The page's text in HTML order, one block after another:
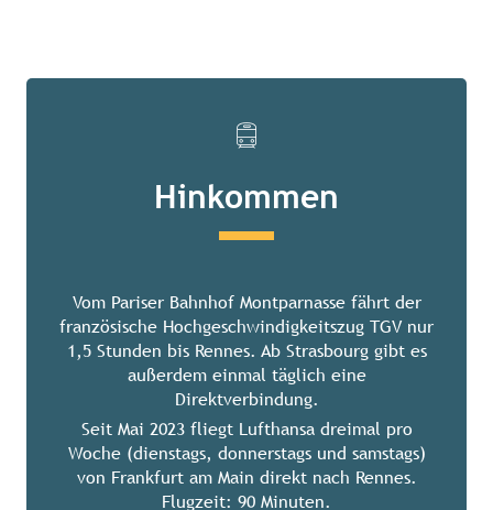
Hinkommen
Vom Pariser Bahnhof Montparnasse fährt der
französische Hochgeschwindigkeitszug TGV nur
1,5 Stunden bis Rennes. Ab Strasbourg gibt es
außerdem einmal täglich eine
Direktverbindung.
Seit Mai 2023 fliegt Lufthansa dreimal pro
Woche (dienstags, donnerstags und samstags)
von Frankfurt am Main direkt nach Rennes.
Flugzeit: 90 Minuten.